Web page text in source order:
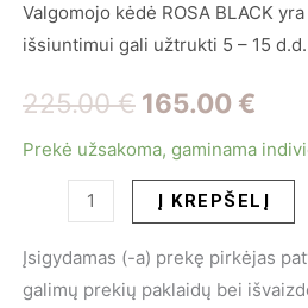
Valgomojo kėdė ROSA BLACK
išsiuntimui gali užtrukti 5 – 15 d.d.
225.00€ Original
price
was:
225.00 €.
165.00 €
is:
Prekė užsakoma, gaminama
produkto
kiekis:
Valgomojo
kėdė
Į KREPŠELĮ
Įsigydamas (-a) prekę pirkėjas
galimų prekių paklaidų bei